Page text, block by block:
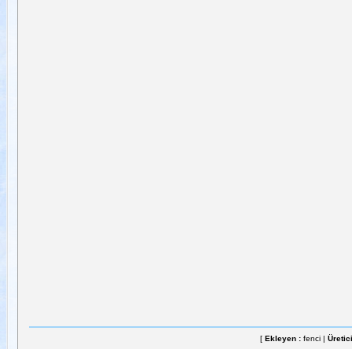
[ Ekleyen : fenci |